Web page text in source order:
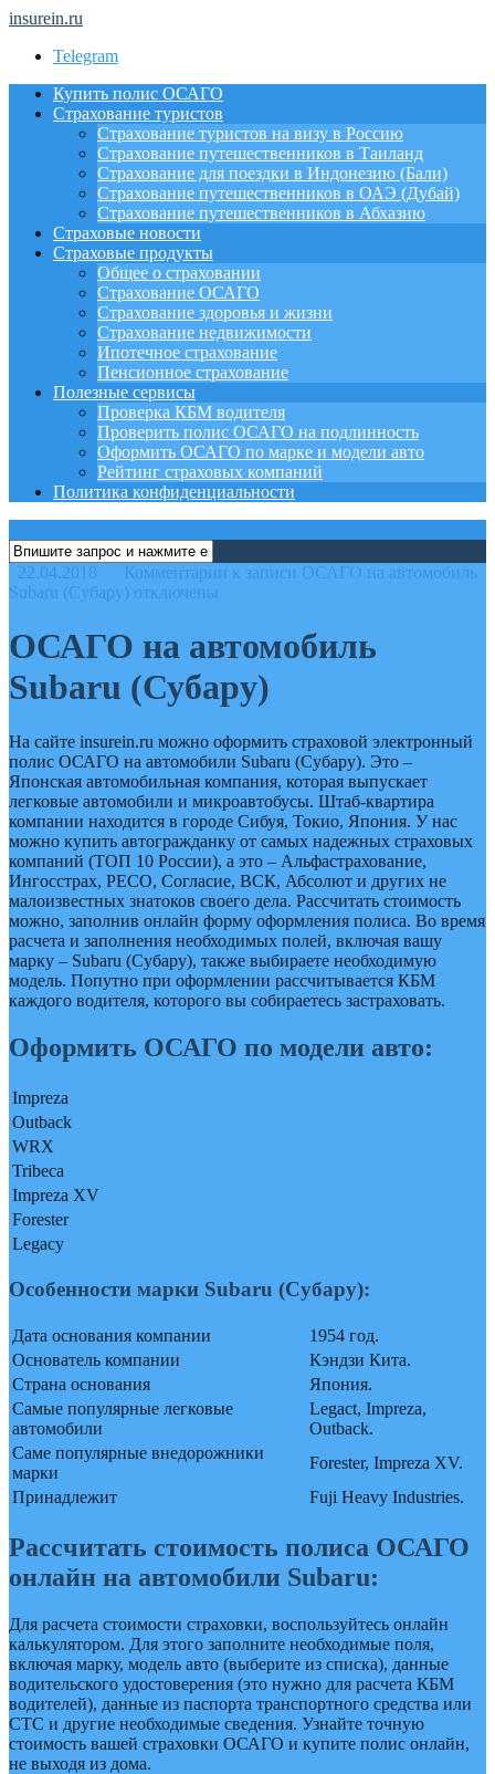
insurein.ru
Telegram
Купить полис ОСАГО
Страхование туристов
Страхование туристов на визу в Россию
Страхование путешественников в Таиланд
Страхование для поездки в Индонезию (Бали)
Страхование путешественников в ОАЭ (Дубай)
Страхование путешественников в Абхазию
Страховые новости
Страховые продукты
Общее о страховании
Страхование ОСАГО
Страхование здоровья и жизни
Страхование недвижимости
Ипотечное страхование
Пенсионное страхование
Полезные сервисы
Проверка КБМ водителя
Проверить полис ОСАГО на подлинность
Оформить ОСАГО по марке и модели авто
Рейтинг страховых компаний
Политика конфиденциальности
22.04.2018 Комментарии к записи ОСАГО на автомобиль
Subaru (Субару) отключены
ОСАГО на автомобиль
Subaru (Субару)
На сайте insurein.ru можно оформить страховой электронный
полис ОСАГО на автомобили Subaru (Субару). Это –
Японская автомобильная компания, которая выпускает
легковые автомобили и микроавтобусы. Штаб-квартира
компании находится в городе Сибуя, Токио, Япония. У нас
можно купить автогражданку от самых надежных страховых
компаний (ТОП 10 России), а это – Альфастрахование,
Ингосстрах, РЕСО, Согласие, ВСК, Абсолют и других не
малоизвестных знатоков своего дела. Рассчитать стоимость
можно, заполнив онлайн форму оформления полиса. Во время
расчета и заполнения необходимых полей, включая вашу
марку – Subaru (Субару), также выбираете необходимую
модель. Попутно при оформлении рассчитывается КБМ
каждого водителя, которого вы собираетесь застраховать.
Оформить ОСАГО по модели авто:
Impreza
Outback
WRX
Tribeca
Impreza XV
Forester
Legacy
Особенности марки Subaru (Субару):
Дата основания компании
1954 год.
Основатель компании
Кэндзи Кита.
Страна основания
Япония.
Самые популярные легковые
автомобили
Legact, Impreza,
Outback.
Саме популярные внедорожники
марки
Forester, Impreza XV.
Принадлежит
Fuji Heavy Industries.
Рассчитать стоимость полиса ОСАГО
онлайн на автомобили Subaru:
Для расчета стоимости страховки, воспользуйтесь онлайн
калькулятором. Для этого заполните необходимые поля,
включая марку, модель авто (выберите из списка), данные
водительского удостоверения (это нужно для расчета КБМ
водителей), данные из паспорта транспортного средства или
СТС и другие необходимые сведения. Узнайте точную
стоимость вашей страховки ОСАГО и купите полис онлайн,
не выходя из дома.